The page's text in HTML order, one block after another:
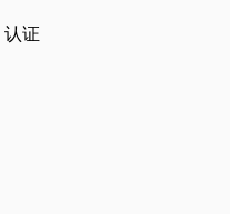
认证